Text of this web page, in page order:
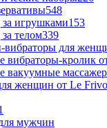
548
за игрушками153
телом339